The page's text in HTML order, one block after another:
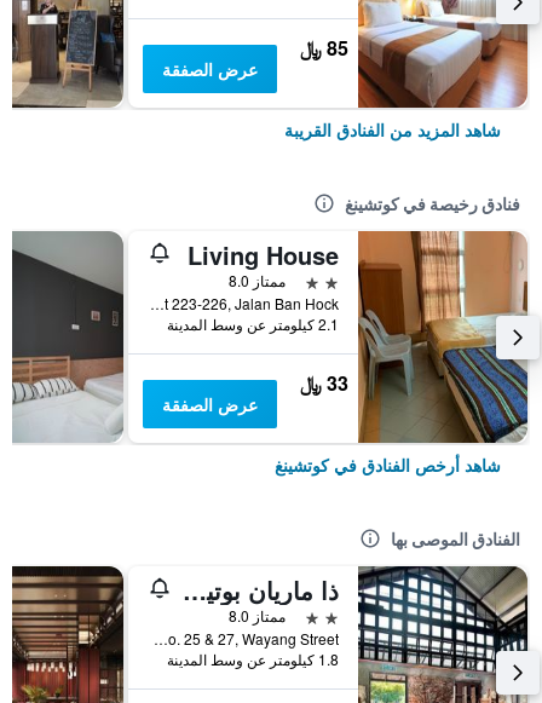
85 ﷼
عرض الصفقة
شاهد المزيد من الفنادق القريبة
فنادق رخيصة في كوتشينغ
Living House
2 نجمتين
ممتاز 8.0
1st Floor, Lot 223-226, Jalan Ban Hock, كوتشينغ, ماليزيا
2.1 كيلومتر عن وسط المدينة
33 ﷼
عرض الصفقة
شاهد أرخص الفنادق في كوتشينغ
الفنادق الموصى بها
ذا ماريان بوتيك لودجينج هاوس
2 نجمتين
ممتاز 8.0
No. 25 & 27, Wayang Street, كوتشينغ, ماليزيا
1.8 كيلومتر عن وسط المدينة